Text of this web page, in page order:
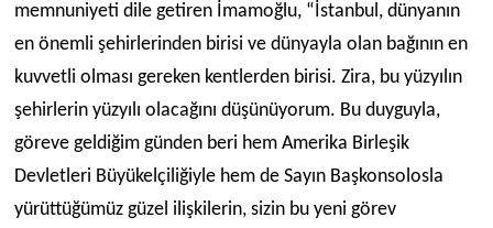
memnuniyeti dile getiren İmamoğlu, “İstanbul, dünyanın
en önemli şehirlerinden birisi ve dünyayla olan bağının en
kuvvetli olması gereken kentlerden birisi. Zira, bu yüzyılın
şehirlerin yüzyılı olacağını düşünüyorum. Bu duyguyla,
göreve geldiğim günden beri hem Amerika Birleşik
Devletleri Büyükelçiliğiyle hem de Sayın Başkonsolosla
yürüttüğümüz güzel ilişkilerin, sizin bu yeni görev